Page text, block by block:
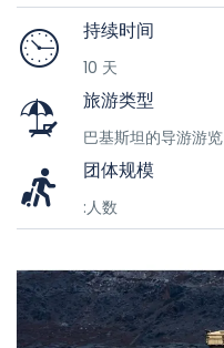
持续时间
10 天
旅游类型
巴基斯坦的导游游览
团体规模
:人数